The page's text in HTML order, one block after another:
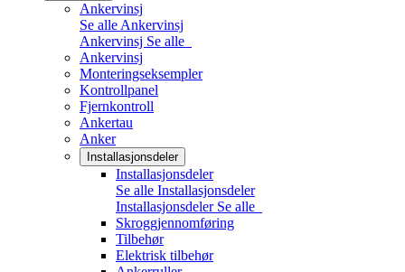
Ankervinsj
Se alle Ankervinsj
Ankervinsj Se alle
Ankervinsj
Monteringseksempler
Kontrollpanel
Fjernkontroll
Ankertau
Anker
Installasjonsdeler
Installasjonsdeler
Se alle Installasjonsdeler
Installasjonsdeler Se alle
Skroggjennomføring
Tilbehør
Elektrisk tilbehør